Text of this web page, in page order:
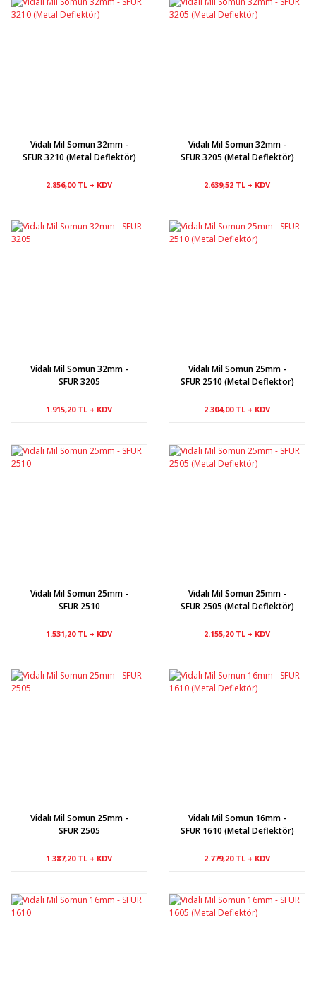
Vidalı Mil Somun 32mm -
SFUR 3210 (Metal Deflektör)
2.856,00 TL + KDV
Vidalı Mil Somun 32mm -
SFUR 3205 (Metal Deflektör)
2.639,52 TL + KDV
Vidalı Mil Somun 32mm -
SFUR 3205
1.915,20 TL + KDV
Vidalı Mil Somun 25mm -
SFUR 2510 (Metal Deflektör)
2.304,00 TL + KDV
Vidalı Mil Somun 25mm -
SFUR 2510
1.531,20 TL + KDV
Vidalı Mil Somun 25mm -
SFUR 2505 (Metal Deflektör)
2.155,20 TL + KDV
Vidalı Mil Somun 25mm -
SFUR 2505
1.387,20 TL + KDV
Vidalı Mil Somun 16mm -
SFUR 1610 (Metal Deflektör)
2.779,20 TL + KDV